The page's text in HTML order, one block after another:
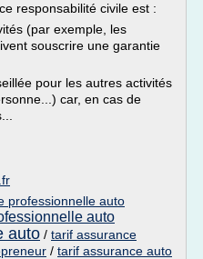
responsabilité civile est :
(par exemple, les
souscrire une garantie
pour les autres activités
car, en cas de
professionnelle auto
auto
auto / tarif assurance
/ tarif assurance auto